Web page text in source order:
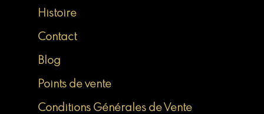
Histoire
Contact
Blog
Points de vente
Conditions Générales de Vente